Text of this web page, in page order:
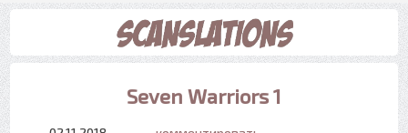
Seven Warriors 1